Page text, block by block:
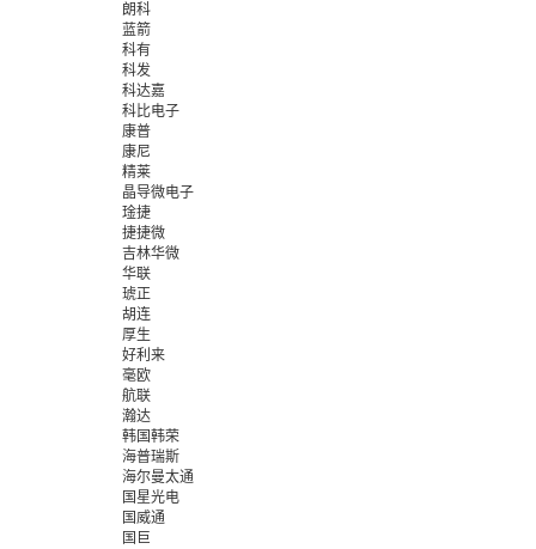
朗科
蓝箭
科有
科发
科达嘉
科比电子
康普
康尼
精莱
晶导微电子
琻捷
捷捷微
吉林华微
华联
琥正
胡连
厚生
好利来
毫欧
航联
瀚达
韩国韩荣
海普瑞斯
海尔曼太通
国星光电
国威通
国巨